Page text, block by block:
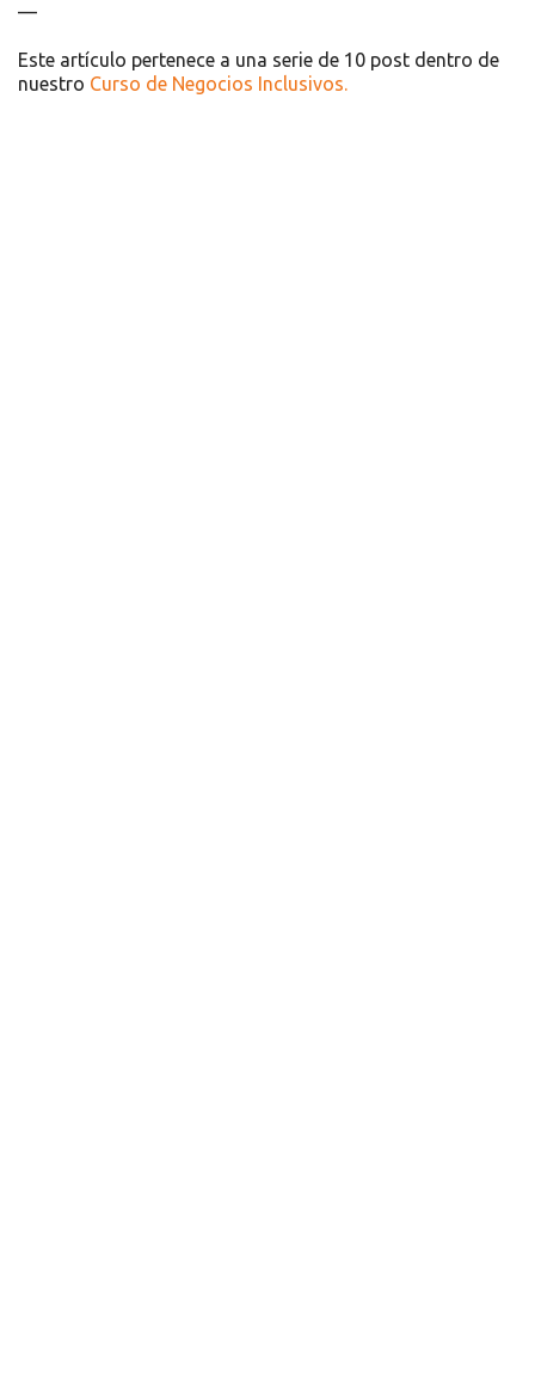
—
Este artículo pertenece a una serie de 10 post dentro de
nuestro Curso de Negocios Inclusivos.